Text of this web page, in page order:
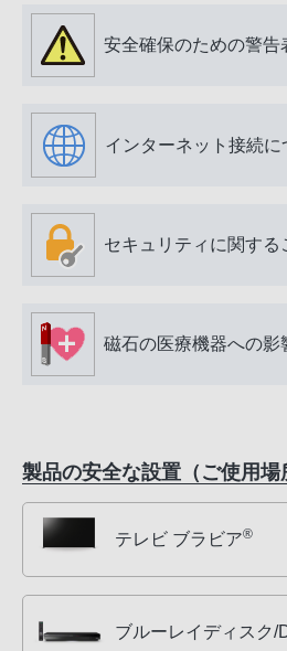
安全確保のための警告
インターネット接続
セキュリティに関する
磁石の医療機器への影
製品の安全な設置（ご使用場
テレビ ブラビア®
ブルーレイディスク/